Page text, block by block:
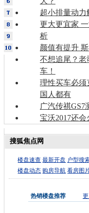
超小排量动力
更大更宜家
析
颜值有提升
不想追尾？老
车！
理性买车必须
国人都有
广汽传祺GS7
宝沃2017还
搜狐焦点网
楼盘速查 最新开盘 户型搜
楼盘动态 购房导航 看房图
热销楼盘推荐